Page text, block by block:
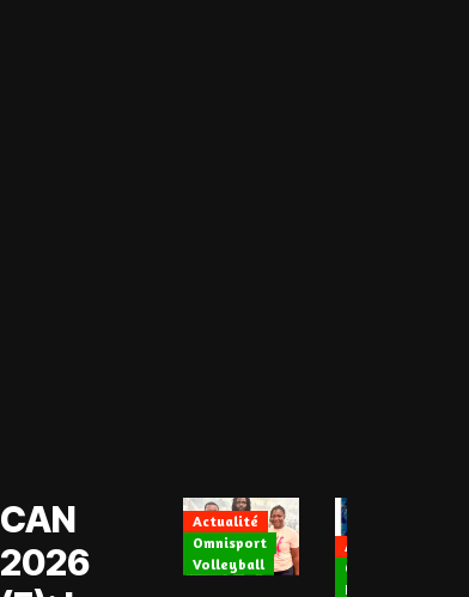
CAN
2026
Actualité
Omnisport
Volleyball
Actualité
CAN Féminine
Football Féminin